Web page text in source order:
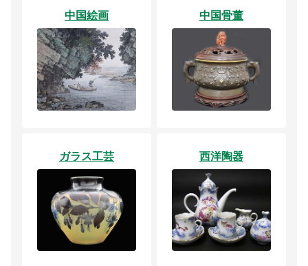
中国絵画 中国骨董
ガラス工芸 西洋陶器